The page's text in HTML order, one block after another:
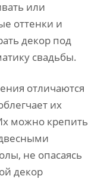
или
оттенки и
декор под
свадьбы.
отличаются
их
можно крепить
не опасаясь
декор